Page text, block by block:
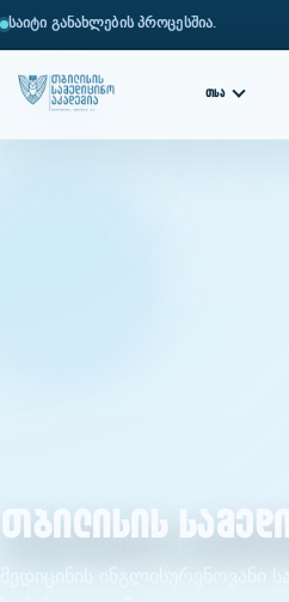
საიტი განახლების პროცესშია.
ᲗᲡᲐ
თბილისის
მედიცინის ინგლისურენოვანი